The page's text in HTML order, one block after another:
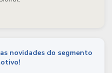
novidades do segmento